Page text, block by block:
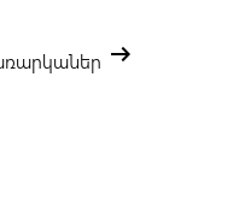
arrow_right_alt